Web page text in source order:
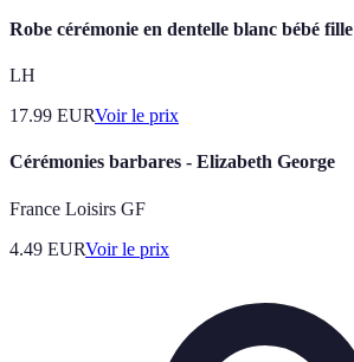
Robe cérémonie en dentelle blanc bébé fille
LH
17.99 EURVoir le prix
Cérémonies barbares - Elizabeth George
France Loisirs GF
4.49 EURVoir le prix